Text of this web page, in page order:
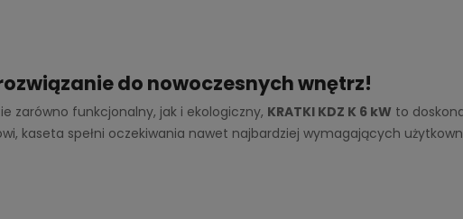
rozwiązanie do nowoczesnych wnętrz!
zarówno funkcjonalny, jak i ekologiczny, KRATKI KDZ K 6 kW to
kaseta spełni oczekiwania nawet najbardziej wymagających